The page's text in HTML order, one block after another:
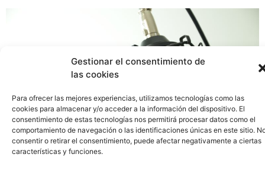
Gestionar el consentimiento de
las cookies
Para ofrecer las mejores experiencias, utilizamos tecnologías como las
cookies para almacenar y/o acceder a la información del dispositivo. El
consentimiento de estas tecnologías nos permitirá procesar datos como el
comportamiento de navegación o las identificaciones únicas en este sitio.
consentir o retirar el consentimiento, puede afectar negativamente a ciertas
características y funciones.